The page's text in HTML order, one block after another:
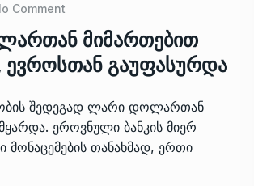
Comment
მიმართებით
ევროსთან გაუფასურდა
შედეგად ლარი დოლართან
ეროვნული ბანკის მიერ
მონაცემების თანახმად, ერთი